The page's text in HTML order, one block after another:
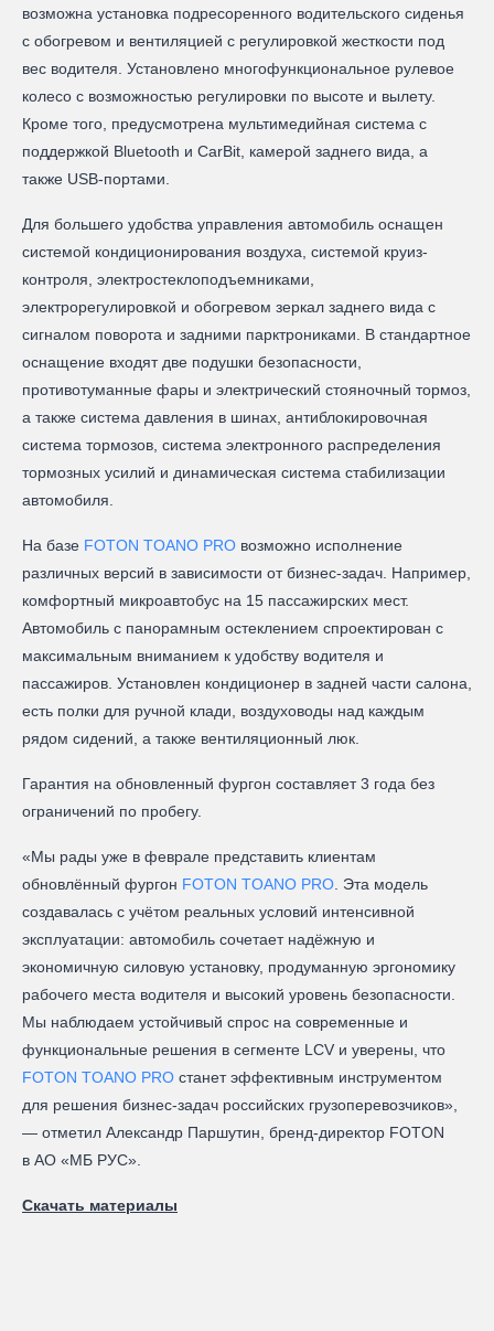
возможна установка подресоренного водительского сиденья
с обогревом и вентиляцией с регулировкой жесткости под
вес водителя. Установлено многофункциональное рулевое
колесо с возможностью регулировки по высоте и вылету.
Кроме того, предусмотрена мультимедийная система с
поддержкой Bluetooth и CarBit, камерой заднего вида, а
также USB-портами.
Для большего удобства управления автомобиль оснащен
системой кондиционирования воздуха, системой круиз-
контроля, электростеклоподъемниками,
электрорегулировкой и обогревом зеркал заднего вида с
сигналом поворота и задними парктрониками. В стандартное
оснащение входят две подушки безопасности,
противотуманные фары и электрический стояночный тормоз,
а также система давления в шинах, антиблокировочная
система тормозов, система электронного распределения
тормозных усилий и динамическая система стабилизации
автомобиля.
На базе FOTON TOANO PRO возможно исполнение
различных версий в зависимости от бизнес-задач. Например,
комфортный микроавтобус на 15 пассажирских мест.
Автомобиль с панорамным остеклением спроектирован с
максимальным вниманием к удобству водителя и
пассажиров. Установлен кондиционер в задней части салона,
есть полки для ручной клади, воздуховоды над каждым
рядом сидений, а также вентиляционный люк.
Гарантия на обновленный фургон составляет 3 года без
ограничений по пробегу.
«Мы рады уже в феврале представить клиентам
обновлённый фургон FOTON TOANO PRO . Эта модель
создавалась с учётом реальных условий интенсивной
эксплуатации: автомобиль сочетает надёжную и
экономичную силовую установку, продуманную эргономику
рабочего места водителя и высокий уровень безопасности.
Мы наблюдаем устойчивый спрос на современные и
функциональные решения в сегменте LCV и уверены, что
FOTON TOANO PRO станет эффективным инструментом
для решения бизнес-задач российских грузоперевозчиков»,
— отметил Александр Паршутин, бренд‑директор FOTON
в АО «МБ РУС».
Скачать материалы